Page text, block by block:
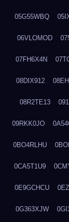
05G55WBQ
06VLOMOD
07FH6X4N
08DIX912
08R2TE13
09RKK0JO
0BO4RLHU
0CA5T1U9
0E9GCHCU
0G363XJW